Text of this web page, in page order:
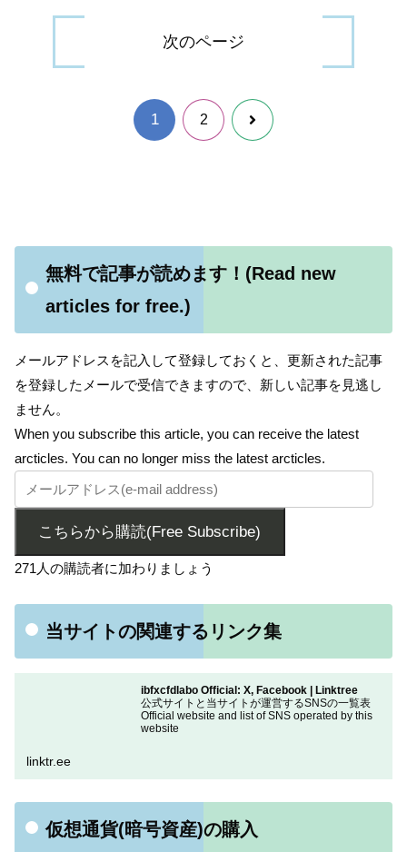
次のページ
1 2 次
無料で記事が読めます！(Read new
articles for free.)
メールアドレスを記入して登録しておくと、更新された記事
を登録したメールで受信できますので、新しい記事を見逃し
ません。
When you subscribe this article, you can receive the latest
arcticles. You can no longer miss the latest arcticles.
こちらから購読(Free Subscribe)
271人の購読者に加わりましょう
当サイトの関連するリンク集
ibfxcfdlabo Official: X, Facebook | Linktree
公式サイトと当サイトが運営するSNSの一覧表
Official website and list of SNS operated by this
website
linktr.ee
仮想通貨(暗号資産)の購入